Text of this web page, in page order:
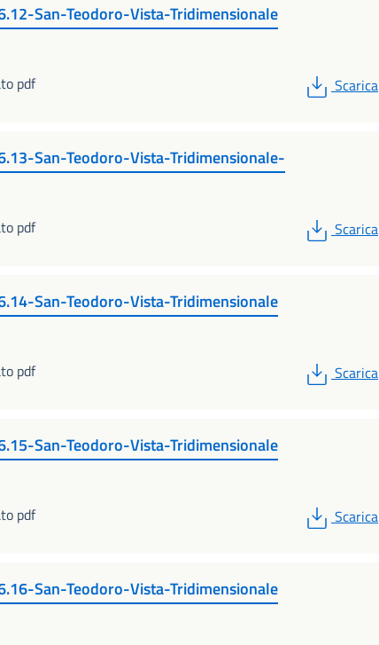
San-Teodoro-Vista-Tridimensionale
pdf
PDF
Scarica
San-Teodoro-Vista-Tridimensionale-
pdf
PDF
Scarica
San-Teodoro-Vista-Tridimensionale
pdf
PDF
Scarica
San-Teodoro-Vista-Tridimensionale
pdf
PDF
Scarica
San-Teodoro-Vista-Tridimensionale